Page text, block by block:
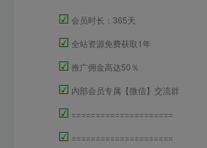
☑ 会员时长：365天
☑ 全站资源免费获取1年
☑ 推广佣金高达50％
☑ 内部会员专属【微信】交流群
☑ =====================
☑ =====================